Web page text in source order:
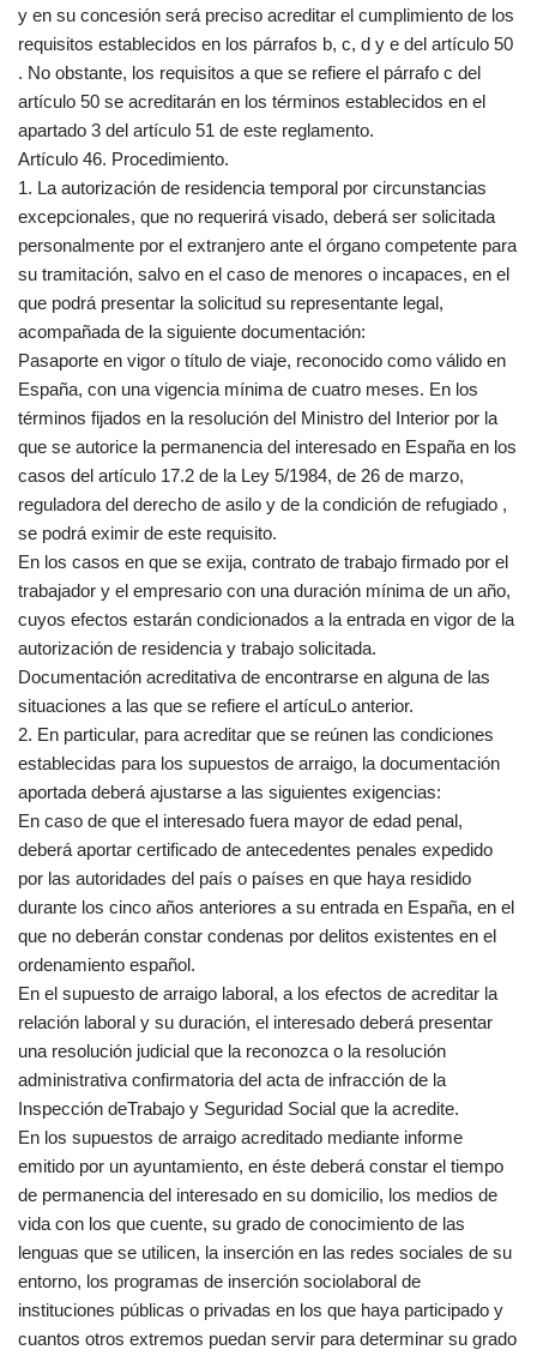
y en su concesión será preciso acreditar el cumplimiento de los
requisitos establecidos en los párrafos b, c, d y e del artículo 50
. No obstante, los requisitos a que se refiere el párrafo c del
artículo 50 se acreditarán en los términos establecidos en el
apartado 3 del artículo 51 de este reglamento.
Artículo 46. Procedimiento.
1. La autorización de residencia temporal por circunstancias
excepcionales, que no requerirá visado, deberá ser solicitada
personalmente por el extranjero ante el órgano competente para
su tramitación, salvo en el caso de menores o incapaces, en el
que podrá presentar la solicitud su representante legal,
acompañada de la siguiente documentación:
Pasaporte en vigor o título de viaje, reconocido como válido en
España, con una vigencia mínima de cuatro meses. En los
términos fijados en la resolución del Ministro del Interior por la
que se autorice la permanencia del interesado en España en los
casos del artículo 17.2 de la Ley 5/1984, de 26 de marzo,
reguladora del derecho de asilo y de la condición de refugiado ,
se podrá eximir de este requisito.
En los casos en que se exija, contrato de trabajo firmado por el
trabajador y el empresario con una duración mínima de un año,
cuyos efectos estarán condicionados a la entrada en vigor de la
autorización de residencia y trabajo solicitada.
Documentación acreditativa de encontrarse en alguna de las
situaciones a las que se refiere el artícuLo anterior.
2. En particular, para acreditar que se reúnen las condiciones
establecidas para los supuestos de arraigo, la documentación
aportada deberá ajustarse a las siguientes exigencias:
En caso de que el interesado fuera mayor de edad penal,
deberá aportar certificado de antecedentes penales expedido
por las autoridades del país o países en que haya residido
durante los cinco años anteriores a su entrada en España, en el
que no deberán constar condenas por delitos existentes en el
ordenamiento español.
En el supuesto de arraigo laboral, a los efectos de acreditar la
relación laboral y su duración, el interesado deberá presentar
una resolución judicial que la reconozca o la resolución
administrativa confirmatoria del acta de infracción de la
Inspección deTrabajo y Seguridad Social que la acredite.
En los supuestos de arraigo acreditado mediante informe
emitido por un ayuntamiento, en éste deberá constar el tiempo
de permanencia del interesado en su domicilio, los medios de
vida con los que cuente, su grado de conocimiento de las
lenguas que se utilicen, la inserción en las redes sociales de su
entorno, los programas de inserción sociolaboral de
instituciones públicas o privadas en los que haya participado y
cuantos otros extremos puedan servir para determinar su grado